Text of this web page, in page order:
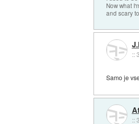
Now what
and scary
::
Samo je
::